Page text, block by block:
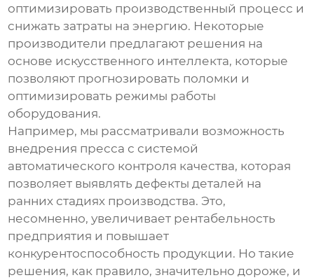
оптимизировать производственный процесс и
снижать затраты на энергию. Некоторые
производители предлагают решения на
основе искусственного интеллекта, которые
позволяют прогнозировать поломки и
оптимизировать режимы работы
оборудования.
Например, мы рассматривали возможность
внедрения пресса с системой
автоматического контроля качества, которая
позволяет выявлять дефекты деталей на
ранних стадиях производства. Это,
несомненно, увеличивает рентабельность
предприятия и повышает
конкурентоспособность продукции. Но такие
решения, как правило, значительно дороже, и